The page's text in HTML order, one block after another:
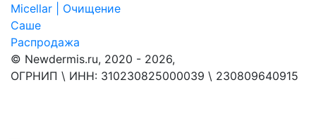
Micellar | Очищение
Саше
Распродажа
© Newdermis.ru, 2020 - 2026,
ОГРНИП \ ИНН: 310230825000039 \ 230809640915